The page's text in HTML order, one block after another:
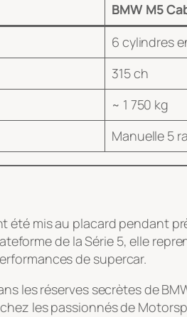
BMW M5
6 cylindres
315 ch
~ 1 750 kg
Manuelle 5
été mis au placard pendant
de la Série 5, elle
de supercar.
les réserves secrètes de
les passionnés de